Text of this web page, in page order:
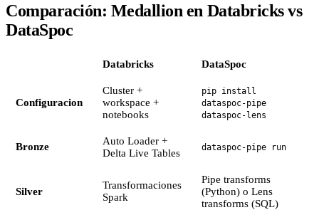
Comparación: Medallion en Databricks vs
DataSpoc
Databricks DataSpoc
Configuracion
Cluster +
workspace +
notebooks
pip install
dataspoc-pipe
dataspoc-lens
Bronze
Auto Loader +
Delta Live Tables
dataspoc-pipe run
Silver
Transformaciones
Spark
Pipe transforms
(Python) o Lens
transforms (SQL)